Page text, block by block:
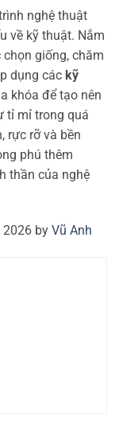
nghệ thuật
về kỹ thuật. Nắm
chọn giống, chăm
dụng các kỹ
khóa để tạo nên
tỉ mỉ trong quá
rực rỡ và bền
phú thêm
thần của nghệ
2026 by Vũ Anh